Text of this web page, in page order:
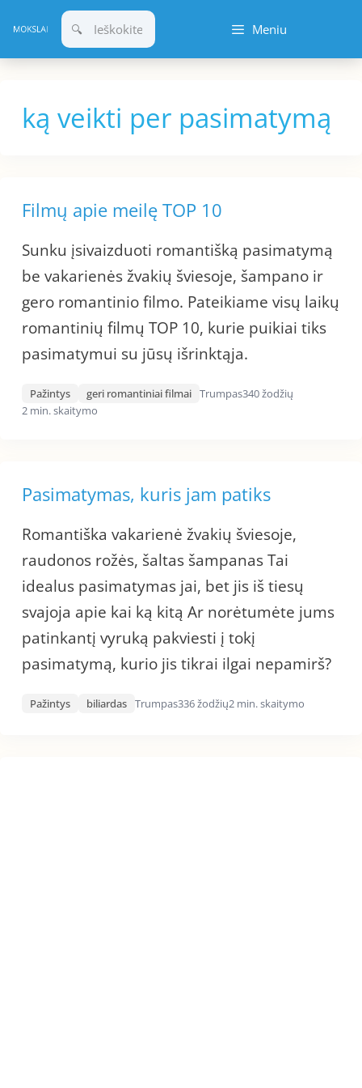
prie
turinio
Meniu
ką veikti per pasimatymą
Filmų apie meilę TOP 10
Sunku įsivaizduoti romantišką pasimatymą
be vakarienės žvakių šviesoje, šampano ir
gero romantinio filmo. Pateikiame visų laikų
romantinių filmų TOP 10, kurie puikiai tiks
pasimatymui su jūsų išrinktąja.
Pažintys geri romantiniai filmai Trumpas340 žodžių
2 min. skaitymo
Pasimatymas, kuris jam patiks
Romantiška vakarienė žvakių šviesoje,
raudonos rožės, šaltas šampanas Tai
idealus pasimatymas jai, bet jis iš tiesų
svajoja apie kai ką kitą Ar norėtumėte jums
patinkantį vyruką pakviesti į tokį
pasimatymą, kurio jis tikrai ilgai nepamirš?
Pažintys biliardas Trumpas336 žodžių2 min. skaitymo